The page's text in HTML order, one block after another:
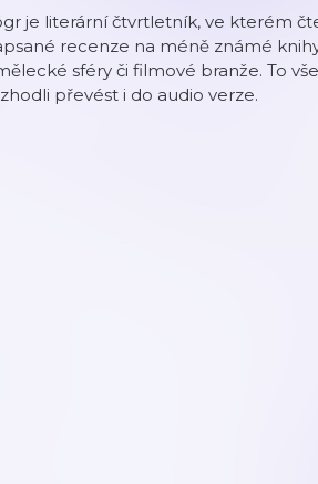
je literární čtvrtletník, ve kterém
recenze na méně známé
sféry či filmové branže. To
převést i do audio verze.